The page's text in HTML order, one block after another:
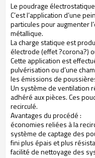
Le poudrage
C’est l’application d’une
particules pour augmenter
métallique.
La charge statique est
électrode (effet ?corona?)
Cette application est
pulvérisation ou d’une
les émissions de
Un système de ventilation
adhéré aux pièces. Ces
recirculé.
Avantages du procédé :
économies reliées à la
système de captage des
fini plus épais et plus
facilité de nettoyage des